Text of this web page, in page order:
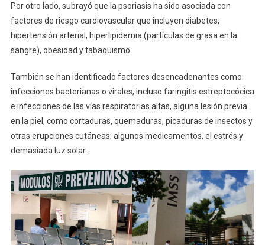
Por otro lado, subrayó que la psoriasis ha sido asociada con
factores de riesgo cardiovascular que incluyen diabetes,
hipertensión arterial, hiperlipidemia (partículas de grasa en la
sangre), obesidad y tabaquismo.
También se han identificado factores desencadenantes como:
infecciones bacterianas o virales, incluso faringitis estreptocócica
e infecciones de las vías respiratorias altas, alguna lesión previa
en la piel, como cortaduras, quemaduras, picaduras de insectos y
otras erupciones cutáneas; algunos medicamentos, el estrés y
demasiada luz solar.